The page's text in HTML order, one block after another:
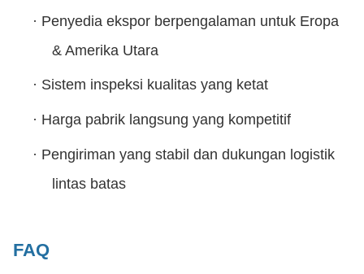
· Penyedia ekspor berpengalaman untuk Eropa
& Amerika Utara
· Sistem inspeksi kualitas yang ketat
· Harga pabrik langsung yang kompetitif
· Pengiriman yang stabil dan dukungan logistik
lintas batas
FAQ